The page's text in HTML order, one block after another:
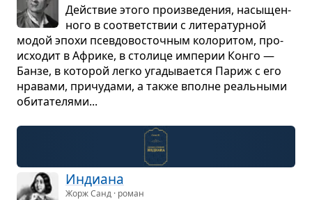
Действие этого про­из­ве­де­ния, насы­щен­
ного в соот­вет­ствии с лите­ра­тур­ной
модой эпохи псев­до­вос­точ­ным коло­ри­том, про­
ис­хо­дит в Африке, в сто­лице импе­рии Конго —
Банзе, в кото­рой легко уга­ды­ва­ется Париж с его
нра­вами, при­чу­дами, а также вполне реаль­ными
оби­та­те­лями...
Инди­ана
Жорж Санд · роман